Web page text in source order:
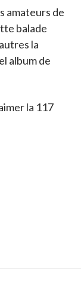
amateurs de
balade
la
album de
la 117
la 117